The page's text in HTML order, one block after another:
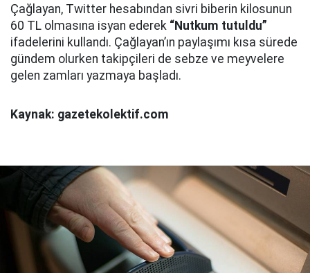
Çağlayan, Twitter hesabından sivri biberin kilosunun
60 TL olmasına isyan ederek “Nutkum tutuldu”
ifadelerini kullandı. Çağlayan’ın paylaşımı kısa sürede
gündem olurken takipçileri de sebze ve meyvelere
gelen zamları yazmaya başladı.
Kaynak: gazetekolektif.com